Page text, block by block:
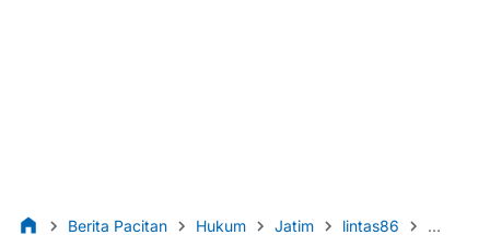
Berita Pacitan Hukum Jatim lintas86 Nasional